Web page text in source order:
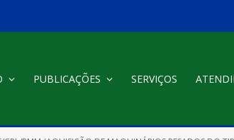
PUBLICAÇÕES SERVIÇOS